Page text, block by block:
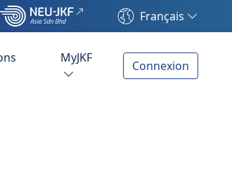
Français
MyJKF
Connexion